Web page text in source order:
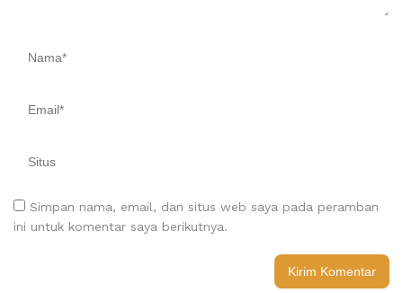
Simpan nama, email, dan situs web saya pada peramban
ini untuk komentar saya berikutnya.